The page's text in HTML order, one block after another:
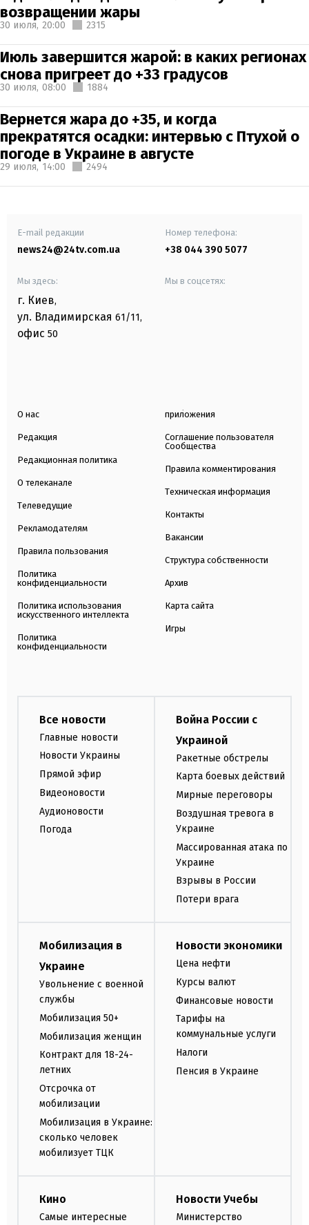
возвращении жары
30 июля, 20:00 2315
Июль завершится жарой: в каких регионах
снова пригреет до +33 градусов
30 июля, 08:00 1884
Вернется жара до +35, и когда
прекратятся осадки: интервью с Птухой о
погоде в Украине в августе
29 июля, 14:00 2494
E-mail редакции
news24@24tv.com.ua
Номер телефона:
+38 044 390 5077
Мы здесь:
г. Киев,
ул. Владимирская 61/11,
офис 50
Мы в соцсетях:
О нас
Редакция
Редакционная политика
О телеканале
Телеведущие
Рекламодателям
Правила пользования
Политика
конфиденциальности
Политика использования
искусственного интеллекта
Политика
конфиденциальности
приложения
Соглашение пользователя
Сообщества
Правила комментирования
Техническая информация
Контакты
Вакансии
Структура собственности
Архив
Карта сайта
Игры
Все новости
Главные новости
Новости Украины
Прямой эфир
Видеоновости
Аудионовости
Погода
Война России с
Украиной
Ракетные обстрелы
Карта боевых действий
Мирные переговоры
Воздушная тревога в
Украине
Массированная атака по
Украине
Взрывы в России
Потери врага
Мобилизация в
Украине
Увольнение с военной
службы
Мобилизация 50+
Мобилизация женщин
Контракт для 18-24-
летних
Отсрочка от
мобилизации
Мобилизация в Украине:
сколько человек
мобилизует ТЦК
Новости экономики
Цена нефти
Курсы валют
Финансовые новости
Тарифы на
коммунальные услуги
Налоги
Пенсия в Украине
Кино
Самые интересные
Новости Учебы
Министерство